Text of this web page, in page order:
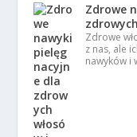
Zdrowe
Zdrowe
z nas, ale
nawyków i